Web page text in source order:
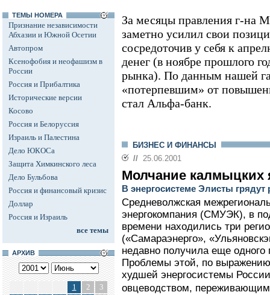
ТЕМЫ НОМЕРА
Признание независимости
Абхазии и Южной Осетии
Автопром
Ксенофобия и неофашизм в
России
Россия и Прибалтика
Исторические версии
Косово
Россия и Белоруссия
Израиль и Палестина
Дело ЮКОСа
Защита Химкинского леса
Дело Бульбова
Россия и финансовый кризис
Доллар
Россия и Израиль
все темы
АРХИВ
1 2
3
За месяцы правления г-на
заметно усилил свои
сосредоточив у себя к
денег (в ноябре прошлого
рынка). По данным нашей
«потерпевшим» от
стал Альфа-банк.
БИЗНЕС И ФИНАНСЫ
// 25.06.2001
Молчание калмыцких
В энергосистеме Элисты
Средневолжская
энергокомпания (СМУЭК), в
времени находились три
(«Самараэнерго»,
недавно получила еще одного
Проблемы этой, по
худшей энергосистемы
овцеводством, переживающим